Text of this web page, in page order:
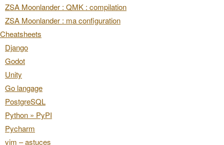
ZSA Moonlander : QMK : compilation
ZSA Moonlander : ma configuration
Cheatsheets
Django
Godot
Unity
Go langage
PostgreSQL
Python » PyPI
Pycharm
vim – astuces